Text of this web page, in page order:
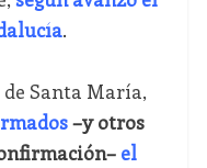
.
Santa María,
–y otros
– el